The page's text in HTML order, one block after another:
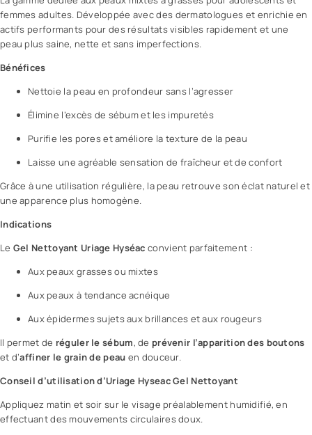
r
a
v
e
c
y
s
é
c
t
t
y
a
n
femmes adultes. Développée avec des dermatologues et enrichie en
actifs performants pour des résultats visibles rapidement et une
peau plus saine, nette et sans imperfections.
Bénéfices
Nettoie la peau en profondeur sans l’agresser
Élimine l’excès de sébum et les impuretés
Purifie les pores et améliore la texture de la peau
Laisse une agréable sensation de fraîcheur et de confort
Grâce à une utilisation régulière, la peau retrouve son éclat naturel et
une apparence plus homogène.
Indications
Le Gel Nettoyant Uriage Hyséac convient parfaitement :
Aux peaux grasses ou mixtes
Aux peaux à tendance acnéique
Aux épidermes sujets aux brillances et aux rougeurs
Il permet de réguler le sébum, de prévenir l’apparition des boutons
et d’affiner le grain de peau en douceur.
Conseil d’utilisation d’Uriage Hyseac Gel Nettoyant
Appliquez matin et soir sur le visage préalablement humidifié, en
effectuant des mouvements circulaires doux.